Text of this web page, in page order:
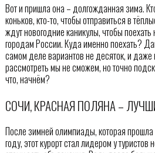
Вот и пришла она – долгожданная зима.
коньков, кто-то, чтобы отправиться в
ждут новогодние каникулы, чтобы
городам России. Куда именно поехать?
самом деле вариантов не десяток, и
рассмотреть мы не сможем, но точно
что, начнём?
СОЧИ, КРАСНАЯ ПОЛЯНА –
После зимней олимпиады, которая
году, этот курорт стал лидером у